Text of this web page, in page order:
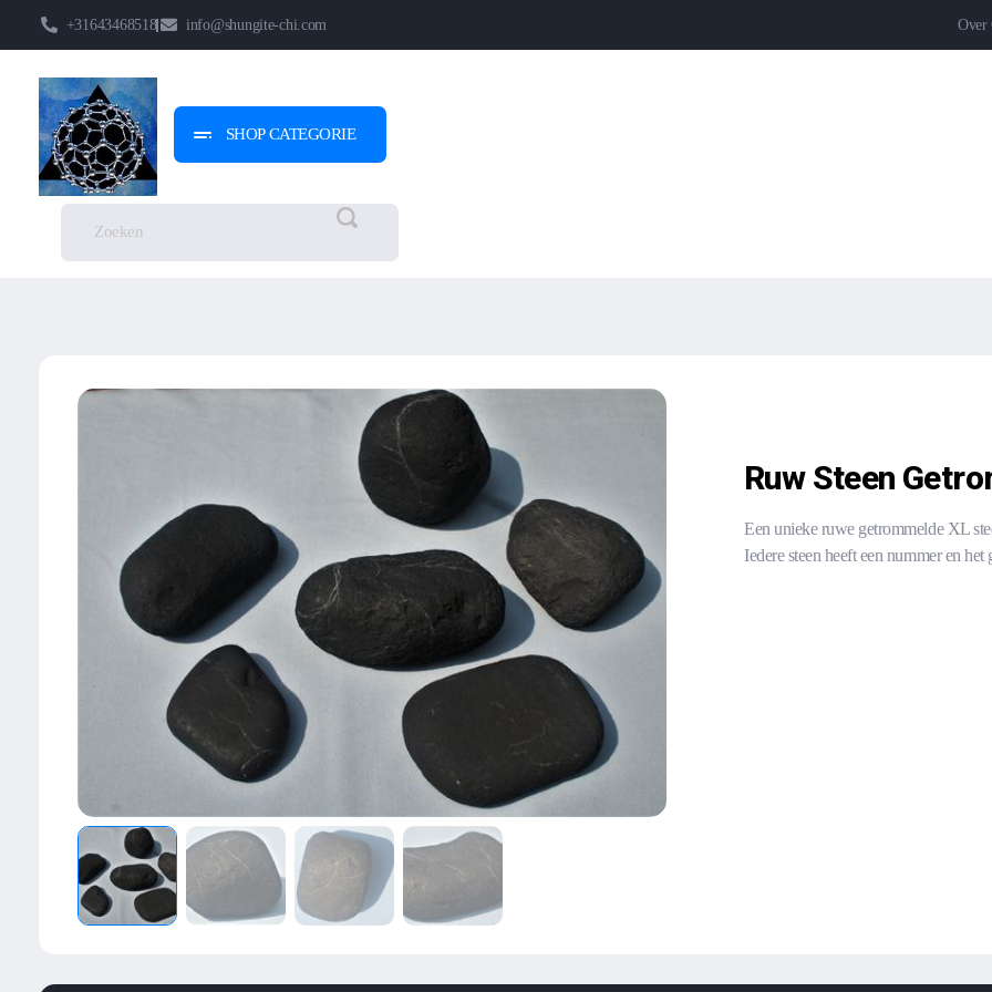
+31643468518 info@shungite-chi.com Over
Shungite-Chi | Groothandel
Echte Shungite Edel uit Karelie
SHOP CATEGORIE
Ruw Steen
Een unieke ruwe getrommelde XL
Iedere steen heeft een nummer en het